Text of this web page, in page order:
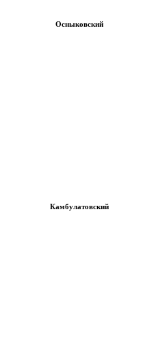
Осныковский
Камбулатовский